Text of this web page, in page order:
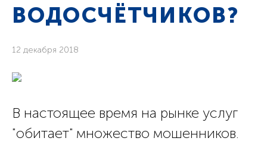
ВОДОСЧЁТЧИКОВ?
12 декабря 2018
В настоящее время на рынке услуг
"обитает" множество мошенников.